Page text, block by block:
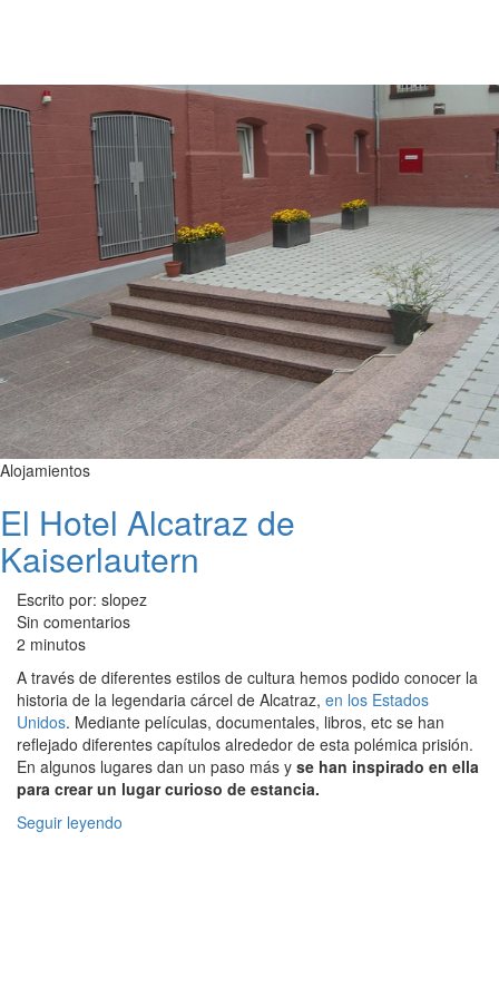
Alojamientos
El Hotel Alcatraz de
Kaiserlautern
Escrito por: slopez
Sin comentarios
2 minutos
A través de diferentes estilos de cultura hemos podido conocer la
historia de la legendaria cárcel de Alcatraz, en los Estados
Unidos. Mediante películas, documentales, libros, etc se han
reflejado diferentes capítulos alrededor de esta polémica prisión.
En algunos lugares dan un paso más y se han inspirado en ella
para crear un lugar curioso de estancia.
Seguir leyendo